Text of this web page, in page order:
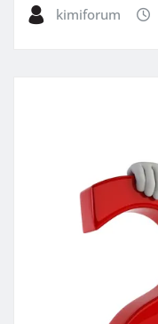
kimiforum